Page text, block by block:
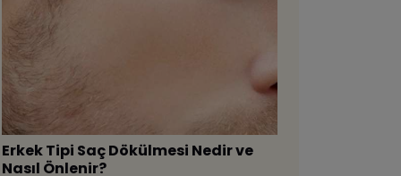
Erkek Tipi Saç Dökülmesi Nedir ve
Nasıl Önlenir?